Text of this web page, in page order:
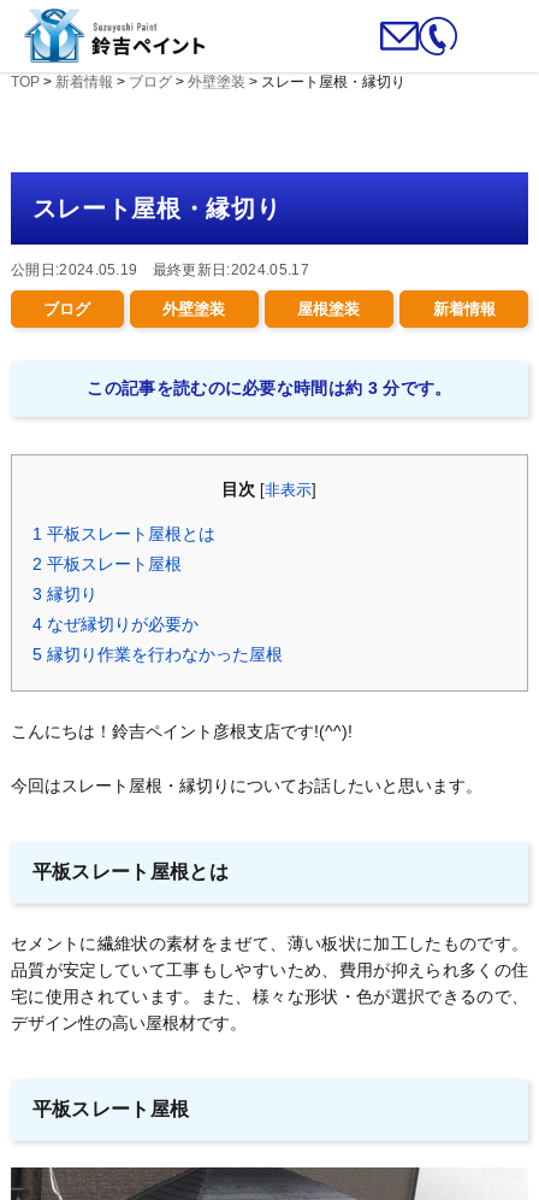
TOP> 新着情報 > ブログ> 外壁塗装 > スレート屋根・縁切り
スレート屋根・縁切り
公開日:2024.05.19 最終更新日:2024.05.17
ブログ 外壁塗装 屋根塗装 新着情報
この記事を読むのに必要な時間は約 3 分です。
目次 [非表示
1 平板スレート屋根とは
2 平板スレート屋根
3 縁切り
4なぜ縁切りが必要か
5縁切り作業を行わなかった屋根
こんにちは！鈴吉ペイント彦根支店です!(^^)!
今回はスレート屋根・縁切りについてお話したいと思います。
平板スレート屋根とは
セメントに繊維状の素材をまぜて、薄い板状に加工したものです。
品質が安定していて工事もしやすいため、費用が抑えられ多くの住
宅に使用されています。また、様々な形状・色が選択できるので、
デザイン性の高い屋根材です。
平板スレート屋根